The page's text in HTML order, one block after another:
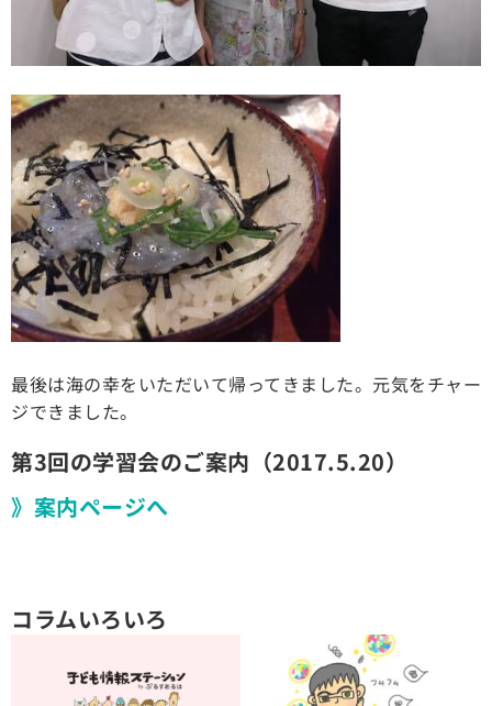
最後は海の幸をいただいて帰ってきました。元気をチャー
ジできました。
第3回の学習会のご案内（2017.5.20）
》案内ページへ
コラムいろいろ